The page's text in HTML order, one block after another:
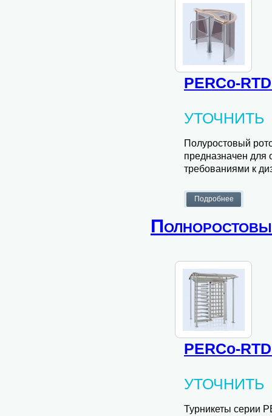
PERCo-
УТОЧНИТЬ
Полуростовый
предназначен для
требованиями к
PERCo-
УТОЧНИТЬ
Турникеты серии